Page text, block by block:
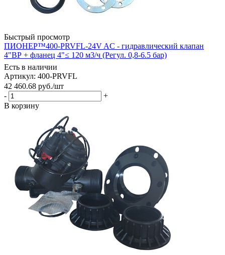
Быстрый просмотр
ПИОНЕР™400-PRVFL-24V AC - гидравлический клапан
4"ВР + фланец 4"≤ 120 м3/ч (Регул. 0,8-6.5 бар)
Есть в наличии
Артикул: 400-PRVFL
42 460.68 руб./шт
-
+
В корзину